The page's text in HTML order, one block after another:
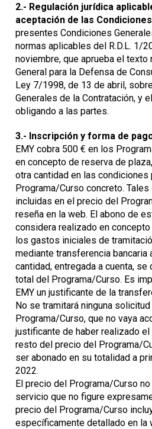
2.- Regulación jurídica
aceptación de las
presentes Condiciones
normas aplicables del R.D.L. 1/
noviembre, que aprueba el
General para la Defensa de
Ley 7/1998, de 13 de abril,
Generales de la Contratación, y
obligando a las partes.
3.- Inscripción y forma de
EMY cobra 500 € en los
en concepto de reserva de
otra cantidad en las
Programa/Curso concreto.
incluidas en el precio del
reseña en la web. El abono de
considera realizado en
los gastos iniciales de
mediante transferencia bancaria
cantidad, entregada a cuenta,
total del Programa/Curso. Es
EMY un justificante de la
No se tramitará ninguna
Programa/Curso, que no vaya
justificante de haber realizado
resto del precio del Programa/
ser abonado en su totalidad a
2022.
El precio del Programa/Curso
servicio que no figure
precio del Programa/Curso
específicamente detallado en la